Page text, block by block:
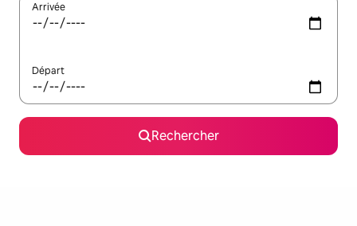
Arrivée
Départ
Rechercher